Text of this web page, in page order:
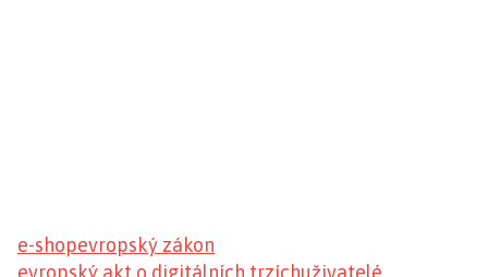
e-shopevropský zákon
evropský akt o digitálních trzíchuživatelé